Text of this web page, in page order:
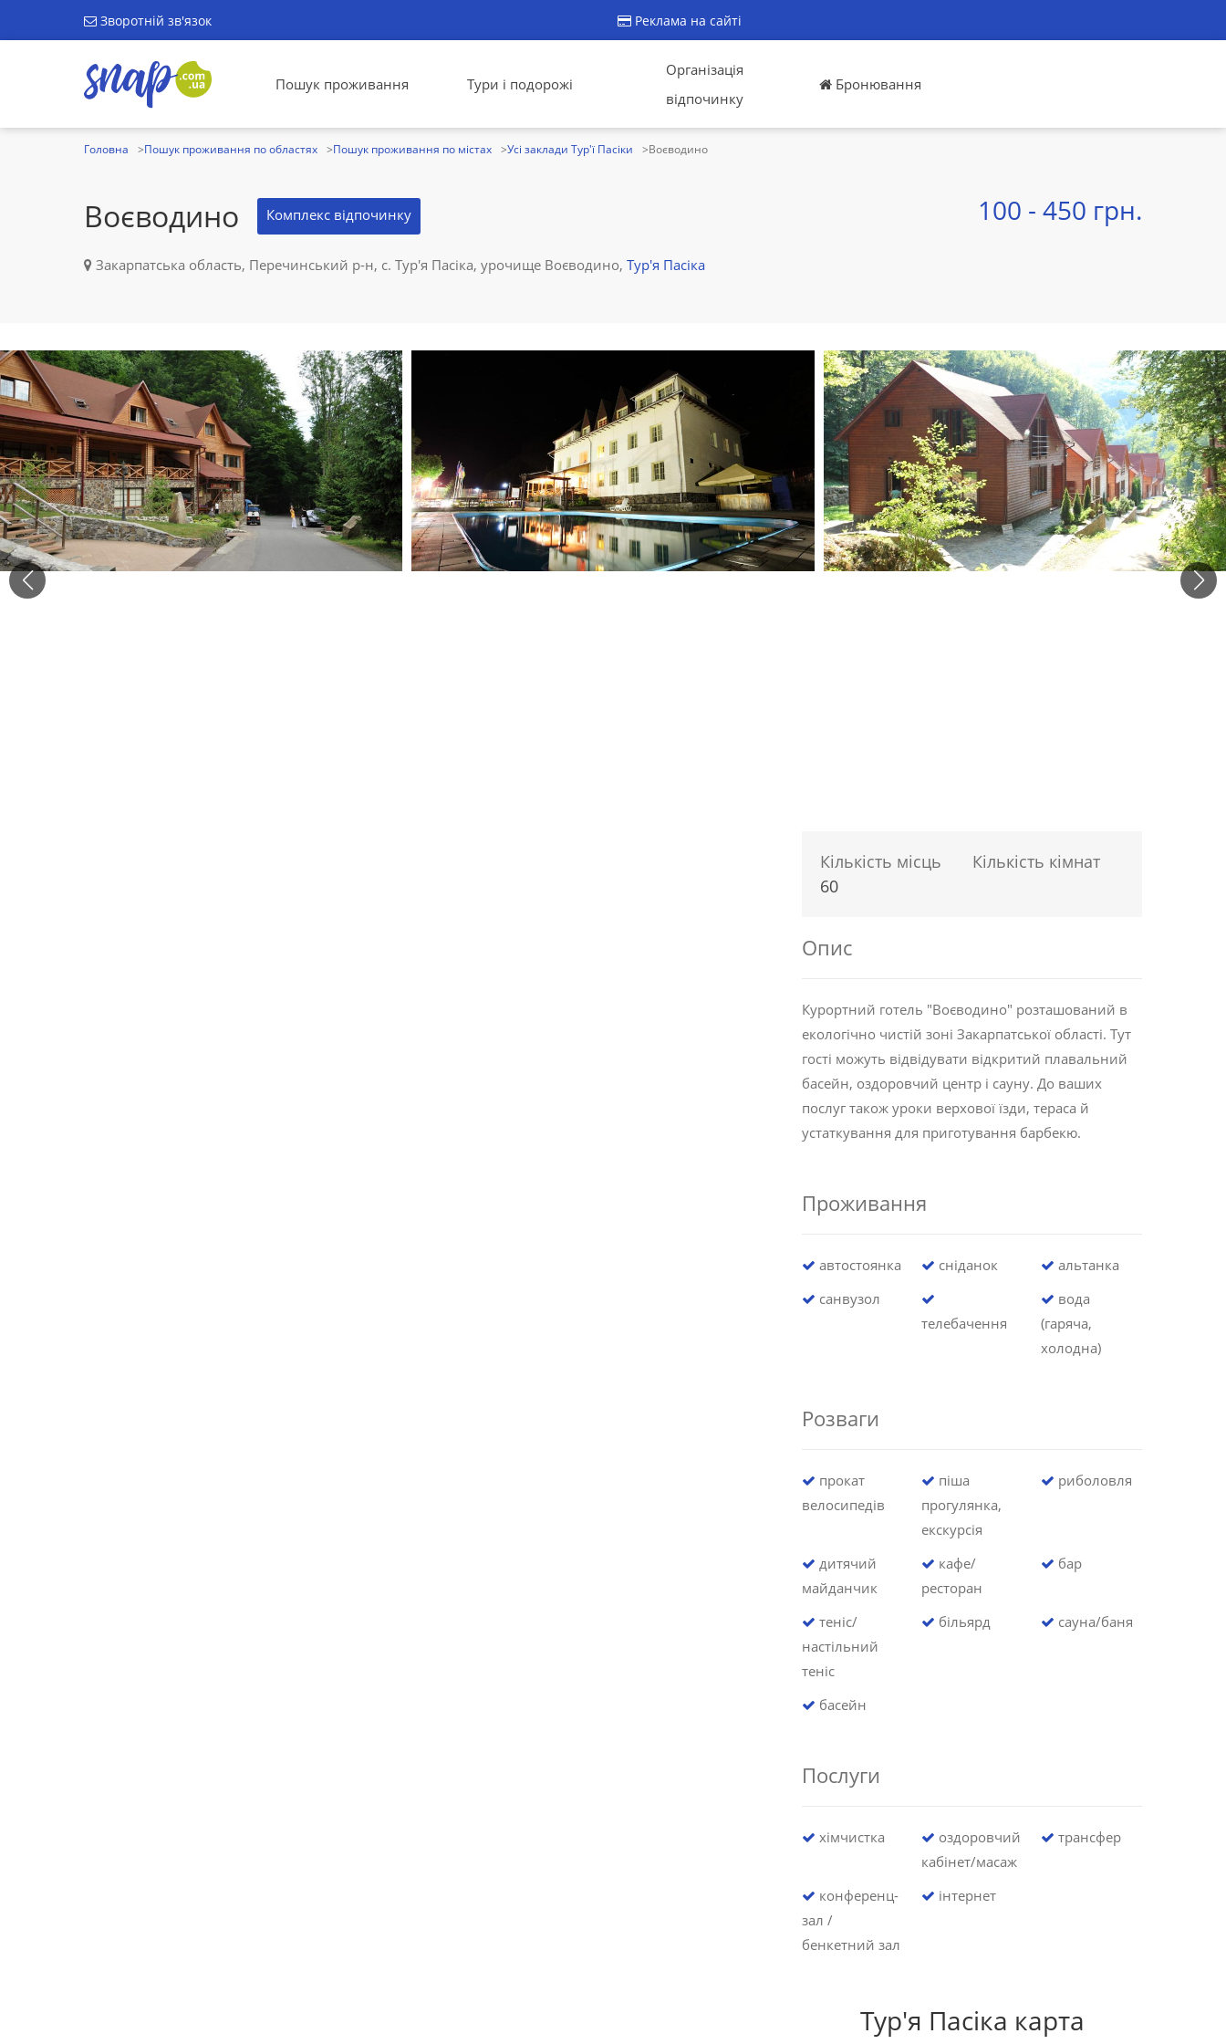
Зворотній зв'язок Реклама на сайті
Пошук проживання Тури і подорожі
Організація
відпочинку
Бронювання
Головна Пошук проживання по областях Пошук проживання по містах Усі заклади Тур'ї Пасіки Воєводино
Воєводино Комплекс відпочинку 100 - 450 грн.
Закарпатська область, Перечинський р-н, с. Тур'я Пасіка, урочище Воєводино, Тур'я Пасіка
Кількість місць
60
Кількість кімнат
Опис
Курортний готель "Воєводино" розташований в
екологічно чистій зоні Закарпатської області. Тут
гості можуть відвідувати відкритий плавальний
басейн, оздоровчий центр і сауну. До ваших
послуг також уроки верхової їзди, тераса й
устаткування для приготування барбекю.
Проживання
автостоянка сніданок
альтанка
санвузол
телебачення
вода
(гаряча,
холодна)
Розваги
прокат
велосипедів
піша
прогулянка,
екскурсія
риболовля
дитячий
майданчик
кафе/
ресторан
бар
теніс/
настільний
теніс
більярд сауна/баня
басейн
Послуги
хімчистка
оздоровчий
кабінет/масаж
трансфер
конференц-
зал /
бенкетний зал
інтернет
Тур'я Пасіка карта